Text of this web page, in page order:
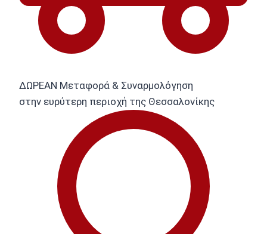
ΔΩΡΕΑΝ Μεταφορά & Συναρμολόγηση
στην ευρύτερη περιοχή της Θεσσαλονίκης